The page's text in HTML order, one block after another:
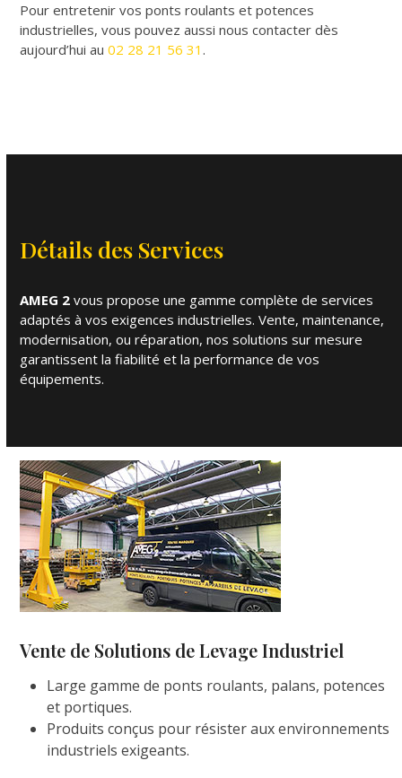
Pour entretenir vos ponts roulants et potences
industrielles, vous pouvez aussi nous contacter dès
aujourd’hui au02 28 21 56 31.
Détails des Services
AMEG 2 vous propose une gamme complète de services
adaptés à vos exigences industrielles. Vente, maintenance,
modernisation, ou réparation, nos solutions sur mesure
garantissent la fiabilité et la performance de vos
équipements.
Vente de Solutions de Levage Industriel
Large gamme de ponts roulants, palans, potences
et portiques.
Produits conçus pour résister aux environnements
industriels exigeants.